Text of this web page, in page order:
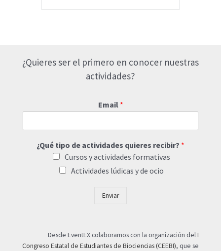
¿Quieres ser el primero en conocer nuestras
actividades?
Email *
¿Qué tipo de actividades quieres recibir? *
Cursos y actividades formativas
Actividades lúdicas y de ocio
Enviar
Desde EventEX colaboramos con la organización delI
Congreso Estatal de Estudiantes de Biociencias (CEEBI), que se